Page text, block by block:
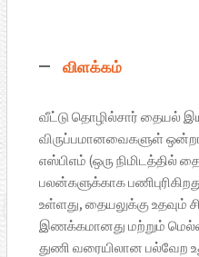
e
b
o
o
k
i
t
e
r
i
l s
A
p
p
விளக்கம்
வீட்டு தொழில்சார் தையல்
விருப்பமானவைகளுள்
எஸ்பிஎம் (ஒரு நிமிடத்தில்
பலன்களுக்காக
உள்ளது, தையலுக்கு உதவும்
இணக்கமானது மற்றும்
துணி வரையிலான பல்வேற